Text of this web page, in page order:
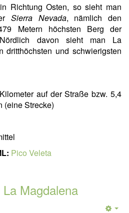
Richtung Osten, so sieht man
Sierra Nevada, nämlich den
Metern höchsten Berg der
davon sieht man La
dritthöchsten und schwierigsten
auf der Straße bzw. 5,4
(eine Strecke)
Pico Veleta
Magdalena